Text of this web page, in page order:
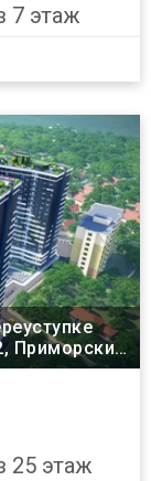
7 этаж
Приморский
25 этаж